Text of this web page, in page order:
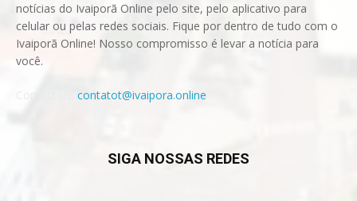
notícias do Ivaiporã Online pelo site, pelo aplicativo para
celular ou pelas redes sociais. Fique por dentro de tudo com o
Ivaiporã Online! Nosso compromisso é levar a notícia para
você.
contatot@ivaipora.online
SIGA NOSSAS REDES